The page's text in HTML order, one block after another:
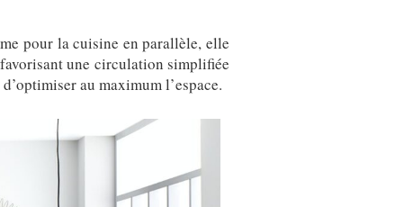
pour la cuisine en parallèle, elle
une circulation simplifiée
au maximum l’espace.